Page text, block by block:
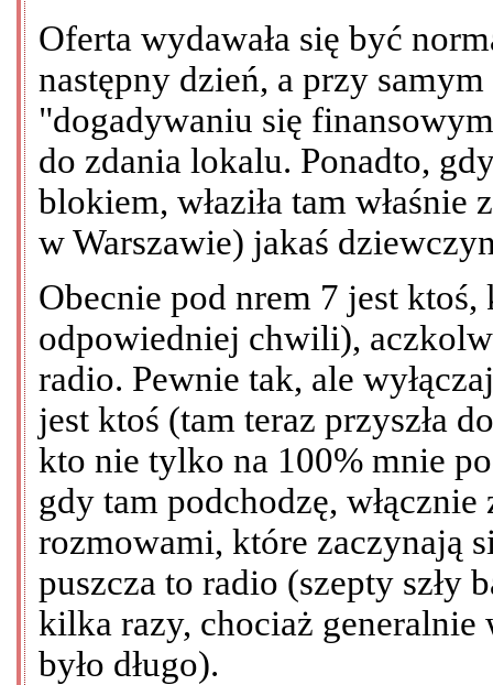
Oferta wydawała się być
następny dzień, a przy
"dogadywaniu się
do zdania lokalu. Ponadto,
blokiem, właziła tam właśnie
w Warszawie) jakaś
Obecnie pod nrem 7 jest
odpowiedniej chwili),
radio. Pewnie tak, ale
jest ktoś (tam teraz przyszła
kto nie tylko na 100% mnie
gdy tam podchodzę,
rozmowami, które zaczynają
puszcza to radio (szepty szły
kilka razy, chociaż generalnie
było długo).